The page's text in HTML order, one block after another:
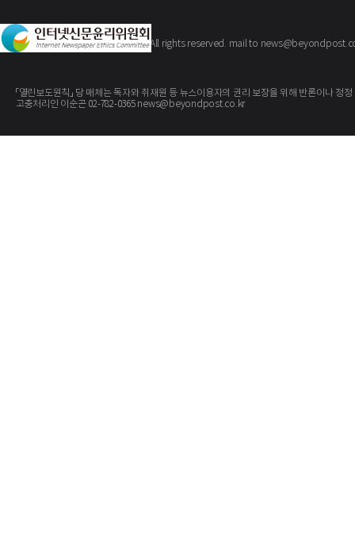
Copyright ©The BeyondPost. All rights reserved. mail to
「열린보도원칙」 당 매체는 독자와 취재원 등 뉴스이용자의 권리 보장을 위해 반론이나
고충처리인 이순곤 02-782-0365 news@beyondpost.co.kr